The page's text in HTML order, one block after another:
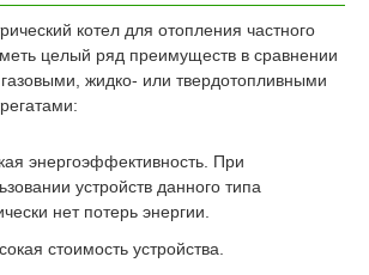
котел для отопления частного
целый ряд преимуществ в сравнении
жидко- или твердотопливными
энергоэффективность. При
устройств данного типа
нет потерь энергии.
стоимость устройства.